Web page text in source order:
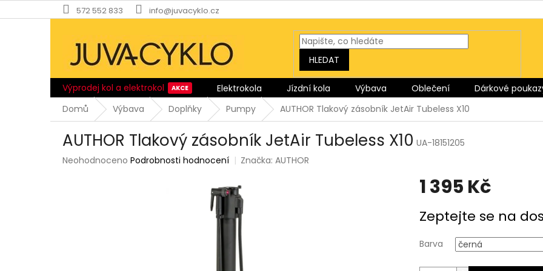
na
572 552 833 info@juvacyklo.cz
HLEDAT
Výprodej kol a elektrokol Elektrokola Jízdní kola Výbava Oblečení Dárkové
Domů
Výbava Doplňky Pumpy AUTHOR Tlakový zásobník JetAir Tubeless X10
AUTHOR Tlakový zásobník JetAir Tubeless X10 UA-18151205
Průměrné
Neohodnoceno Podrobnosti hodnocení Značka:AUTHOR
1 395 Kč
cena:
Zeptejte se na
Barva